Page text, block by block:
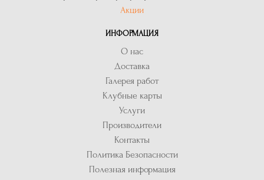
Акции
ИНФОРМАЦИЯ
О нас
Доставка
Галерея работ
Клубные карты
Услуги
Производители
Контакты
Политика Безопасности
Полезная информация